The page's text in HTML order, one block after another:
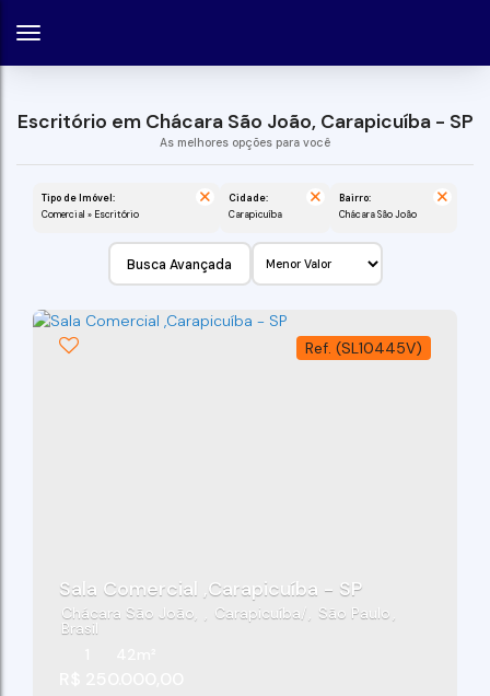
Escritório em Chácara São João, Carapicuíba - SP
Tipo de Imóvel:
Comercial » Escritório
Cidade:
Carapicuíba
Bairro:
Chácara São João
Busca Avançada
(SL10445V)
Sala Comercial ,Carapicuíba - SP
Chácara São João Carapicuíba São Paulo
Brasil